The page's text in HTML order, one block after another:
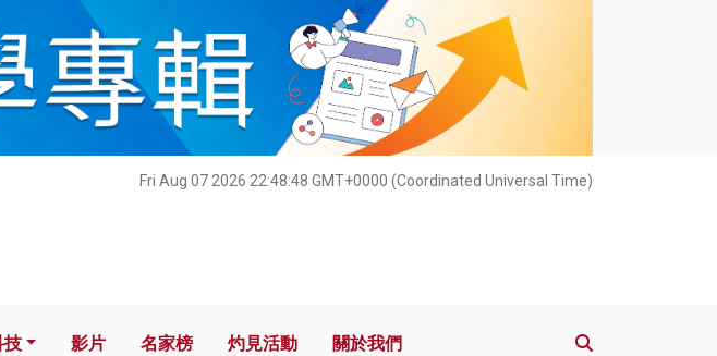
Fri Aug 07 2026 22:48:49 GMT+0000 (Coordinated Universal Time)
技 影片 名家榜 灼見活動 關於我們
技 影片 名家榜 灼見活動 關於我們